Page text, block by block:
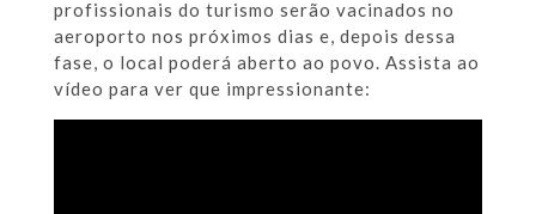
profissionais do turismo serão vacinados no
aeroporto nos próximos dias e, depois dessa
fase, o local poderá aberto ao povo. Assista ao
vídeo para ver que impressionante: